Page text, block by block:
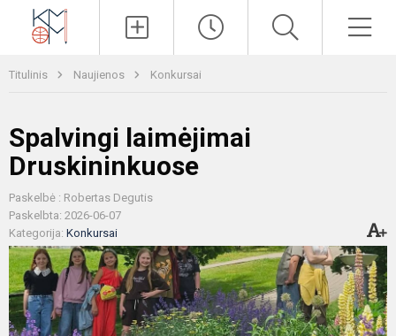
Titulinis Naujienos Konkursai
Spalvingi laimėjimai
Druskininkuose
Paskelbė : Robertas Degutis
Paskelbta: 2026-06-07
Kategorija: Konkursai